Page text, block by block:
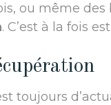
ou même
. C’est à la fois
toujours